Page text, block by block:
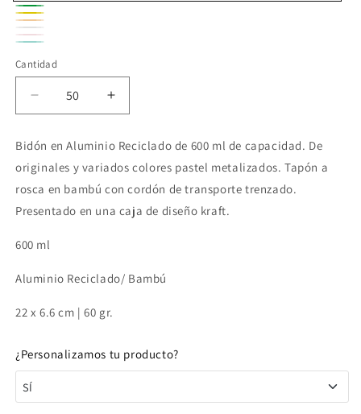
Rojo
Verde
Amarillo
Naranja
Variante
o
disponible
Plateado
Variante
agotada
o
Rosa
Variante
agotada
no
verdoso
agotada
no
disponible
Cantidad
Reducir
cantidad
Bidón
600ml
de
aluminio
Aumentar
cantidad
Bidón
600ml
de
aluminio
Bidón en Aluminio Reciclado de 600 ml de capacidad. De
originales y variados colores pastel metalizados. Tapón a
rosca en bambú con cordón de transporte trenzado.
Presentado en una caja de diseño kraft.
600 ml
Aluminio Reciclado/ Bambú
22 x 6.6 cm | 60 gr.
¿Personalizamos tu producto?
SÍ